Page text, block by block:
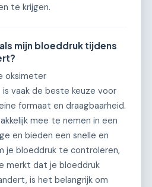
te krijgen.
mijn bloeddruk tijdens
oksimeter
vaak de beste keuze voor
formaat en draagbaarheid.
mee te nemen in een
en bieden een snelle en
je bloeddruk te controleren,
merkt dat je bloeddruk
is het belangrijk om